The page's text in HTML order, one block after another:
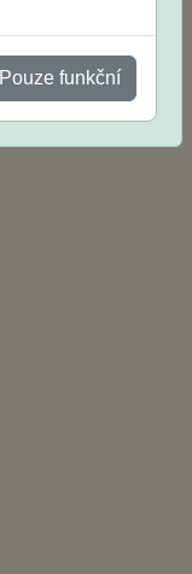
Pouze funkční